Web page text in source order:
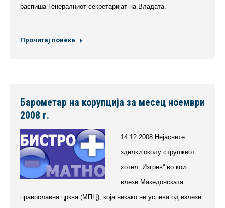
распиша Генералниот секретаријат на Владата.
Прочитај повеќе
Барометар на корупција за месец ноември
2008 г.
14.12.2008 Нејасните
зделки околу струшкиот
хотел „Изгрев“ во кои
влезе Македонската
православна црква (МПЦ), која никако не успева од излезе